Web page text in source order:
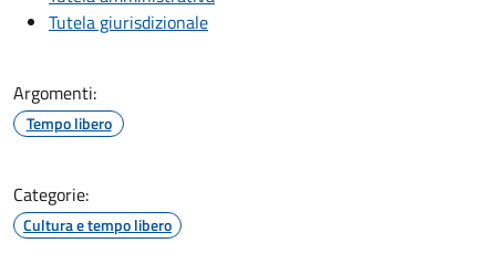
Tutela giurisdizionale
Argomenti:
Tempo libero
Categorie:
Cultura e tempo libero